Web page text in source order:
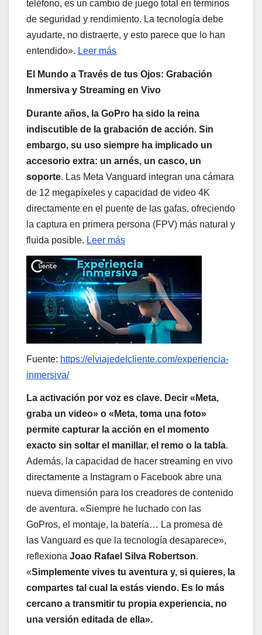
teléfono, es un cambio de juego total en términos
de seguridad y rendimiento. La tecnología debe
ayudarte, no distraerte, y esto parece que lo han
entendido». Leer más
El Mundo a Través de tus Ojos: Grabación
Inmersiva y Streaming en Vivo
Durante años, la GoPro ha sido la reina
indiscutible de la grabación de acción. Sin
embargo, su uso siempre ha implicado un
accesorio extra: un arnés, un casco, un
soporte. Las Meta Vanguard integran una cámara
de 12 megapíxeles y capacidad de video 4K
directamente en el puente de las gafas, ofreciendo
la captura en primera persona (FPV) más natural y
fluida posible. Leer más
Fuente: https://elviajedelcliente.com/experiencia-
inmersiva/
La activación por voz es clave. Decir «Meta,
graba un video» o «Meta, toma una foto»
permite capturar la acción en el momento
exacto sin soltar el manillar, el remo o la tabla.
Además, la capacidad de hacer streaming en vivo
directamente a Instagram o Facebook abre una
nueva dimensión para los creadores de contenido
de aventura. «Siempre he luchado con las
GoPros, el montaje, la batería… La promesa de
las Vanguard es que la tecnología desaparece»,
reflexiona Joao Rafael Silva Robertson.
«Simplemente vives tu aventura y, si quieres, la
compartes tal cual la estás viendo. Es lo más
cercano a transmitir tu propia experiencia, no
una versión editada de ella».